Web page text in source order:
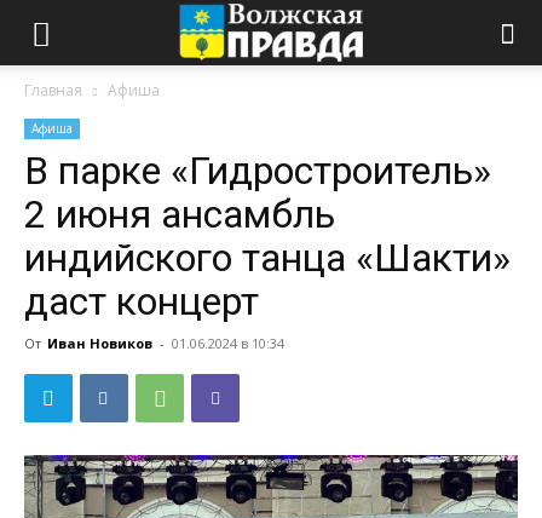
Главная Афиша
Афиша
В парке «Гидростроитель»
2 июня ансамбль
индийского танца «Шакти»
даст концерт
От Иван Новиков - 01.06.2024 в 10:34